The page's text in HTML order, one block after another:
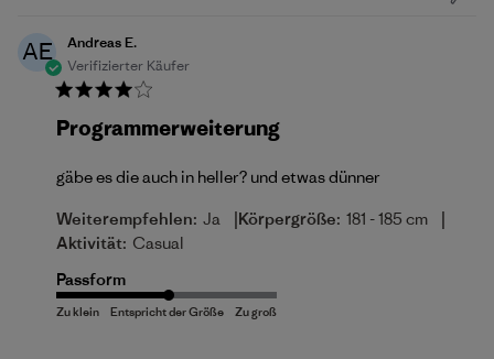
AE
Andreas E.
Verifizierter Käufer
Programmerweiterung
gäbe es die auch in heller? und etwas dünner
Weiterempfehlen: Ja |Körpergröße: 181 - 185 cm |
Aktivität: Casual
Passform